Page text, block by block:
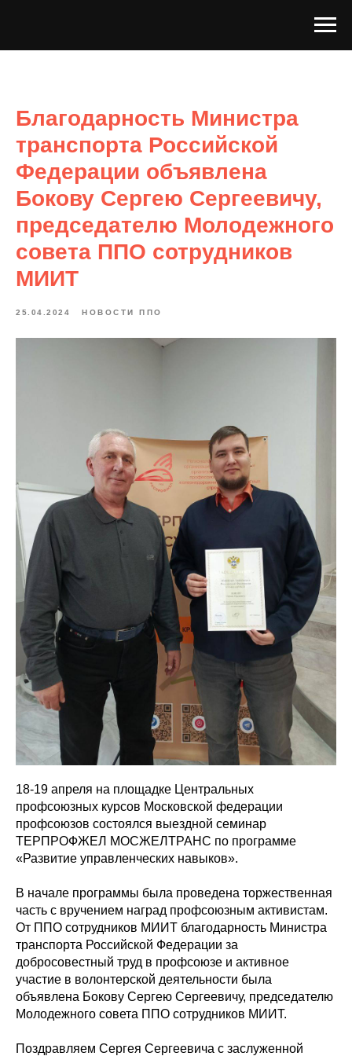
Благодарность Министра
транспорта Российской
Федерации объявлена
Бокову Сергею Сергеевичу,
председателю Молодежного
совета ППО сотрудников
МИИТ
25.04.2024 НОВОСТИ ППО
18-19 апреля на площадке Центральных
профсоюзных курсов Московской федерации
профсоюзов состоялся выездной семинар
ТЕРПРОФЖЕЛ МОСЖЕЛТРАНС по программе
«Развитие управленческих навыков».
В начале программы была проведена торжественная
часть с вручением наград профсоюзным активистам.
От ППО сотрудников МИИТ благодарность Министра
транспорта Российской Федерации за
добросовестный труд в профсоюзе и активное
участие в волонтерской деятельности была
объявлена Бокову Сергею Сергеевичу, председателю
Молодежного совета ППО сотрудников МИИТ.
Поздравляем Сергея Сергеевича с заслуженной